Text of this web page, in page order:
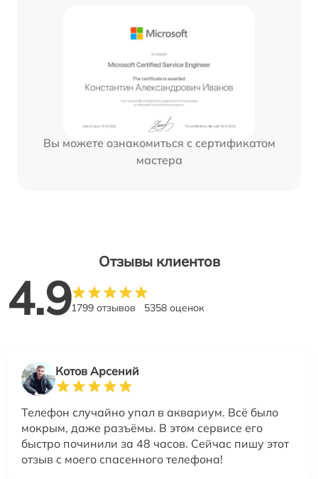
Вы можете ознакомиться с сертификатом
мастера
Отзывы клиентов
4.91799 отзывов 5358 оценок
Котов Арсений
Телефон случайно упал в аквариум. Всё было
мокрым, даже разъёмы. В этом сервисе его
быстро починили за 48 часов. Сейчас пишу этот
отзыв с моего спасенного телефона!